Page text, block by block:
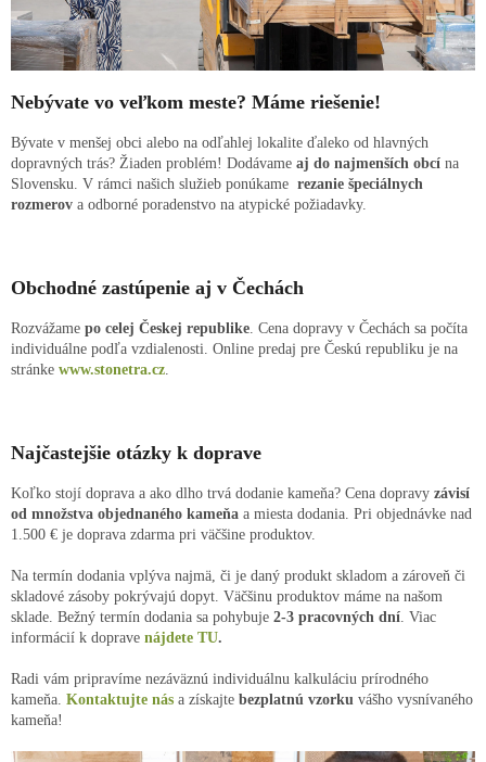
Nebývate vo veľkom meste? Máme riešenie!
Bývate v menšej obci alebo na odľahlej lokalite ďaleko od hlavných
dopravných trás? Žiaden problém! Dodávame aj do najmenších obcí na
Slovensku. V rámci našich služieb ponúkame rezanie špeciálnych
rozmerov a odborné poradenstvo na atypické požiadavky.
Obchodné zastúpenie aj v Čechách
Rozvážame po celej Českej republike . Cena dopravy v Čechách sa počíta
individuálne podľa vzdialenosti. Online predaj pre Českú republiku je na
stránke www.stonetra.cz
Najčastejšie otázky k doprave
Koľko stojí doprava a ako dlho trvá dodanie kameňa? Cena dopravy závisí
od množstva objednaného kameňa a miesta dodania. Pri objednávke nad
1.500 € je doprava zdarma pri väčšine produktov.
Na termín dodania vplýva najmä, či je daný produkt skladom a zároveň či
skladové zásoby pokrývajú dopyt. Väčšinu produktov máme na našom
sklade. Bežný termín dodania sa pohybuje 2-3 pracovných dní . Viac
informácií k doprave nájdete TU.
Radi vám pripravíme nezáväznú individuálnu kalkuláciu prírodného
kameňa. Kontaktujte nás a získajte bezplatnú vzorku vášho vysnívaného
kameňa!